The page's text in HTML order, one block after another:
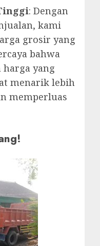
: Dengan
kami
grosir yang
bahwa
yang
menarik lebih
memperluas